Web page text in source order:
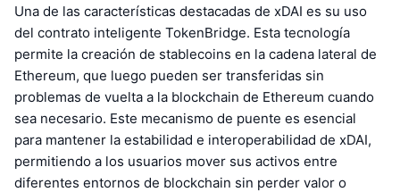
Una de las características destacadas de xDAI es su uso
del contrato inteligente TokenBridge. Esta tecnología
permite la creación de stablecoins en la cadena lateral de
Ethereum, que luego pueden ser transferidas sin
problemas de vuelta a la blockchain de Ethereum cuando
sea necesario. Este mecanismo de puente es esencial
para mantener la estabilidad e interoperabilidad de xDAI,
permitiendo a los usuarios mover sus activos entre
diferentes entornos de blockchain sin perder valor o